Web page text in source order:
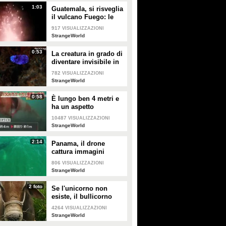
1:03
Guatemala, si risveglia
il vulcano Fuego: le
immagini della
spaventosa eruzione
917 VISUALIZZAZIONI
StrangeWorld
0:53
La creatura in grado di
diventare invisibile in
un solo istante
782 VISUALIZZAZIONI
StrangeWorld
0:58
È lungo ben 4 metri e
ha un aspetto
spaventoso: ecco cosa
è stato scoperto nelle
10487 VISUALIZZAZIONI
StrangeWorld
2:14
Panama, il drone
cattura immagini
spettacolari delle
balene
806 VISUALIZZAZIONI
StrangeWorld
2 foto
Se l'unicorno non
esiste, il bullicorno
invece sì: ecco
Diamond, il toro
4264 VISUALIZZAZIONI
StrangeWorld